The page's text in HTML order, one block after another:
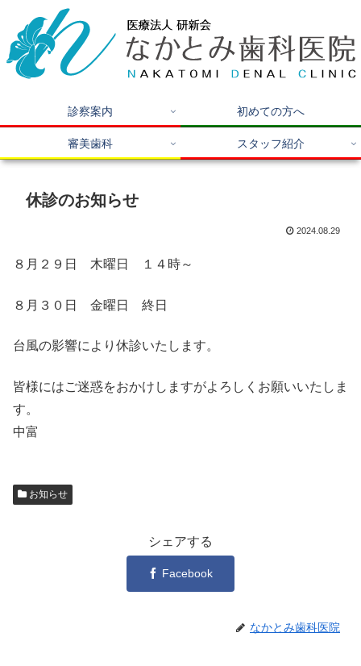
診察案内 初めての方へ
審美歯科 スタッフ紹介
休診のお知らせ
2024.08.29
８月２９日 木曜日 １４時～
８月３０日 金曜日 終日
台風の影響により休診いたします。
皆様にはご迷惑をおかけしますがよろしくお願いいたしま
す。
中富
お知らせ
シェアする
Facebook
なかとみ歯科医院